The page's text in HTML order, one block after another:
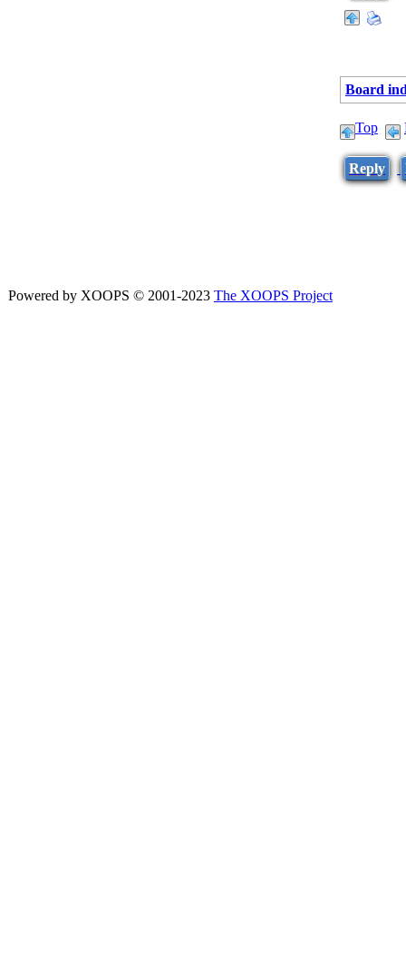
Board
Top
Reply
Powered by XOOPS © 2001-2023 The XOOPS Project